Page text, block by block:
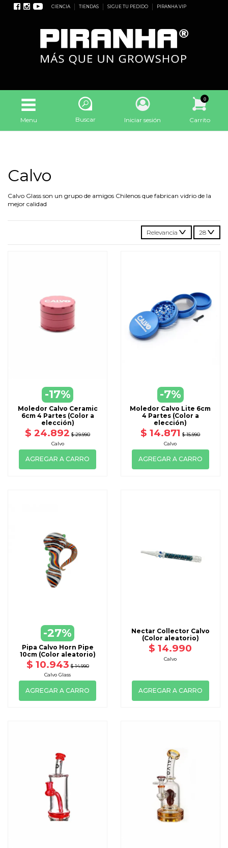
CIENCIA TIENDAS SIGUE TU PEDIDO PIRANHA VIP
Menu Buscar Iniciar sesión
0
Carrito
Calvo
Calvo Glass son un grupo de amigos Chilenos que fabrican vidrio de la
mejor calidad
Relevancia 28
-17%
Moledor Calvo Ceramic
6cm 4 Partes (Color a
elección)
$ 24.892 $ 29.990
Calvo
AGREGAR A CARRO
-7%
Moledor Calvo Lite 6cm
4 Partes (Color a
elección)
$ 14.871 $ 15.990
Calvo
AGREGAR A CARRO
-27%
Pipa Calvo Horn Pipe
10cm (Color aleatorio)
$ 10.943 $ 14.990
Calvo Glass
AGREGAR A CARRO
Nectar Collector Calvo
(Color aleatorio)
$ 14.990
Calvo
AGREGAR A CARRO